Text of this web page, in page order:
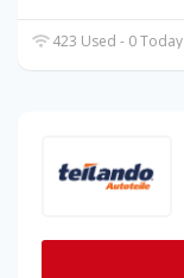
423 Used - 0 Today